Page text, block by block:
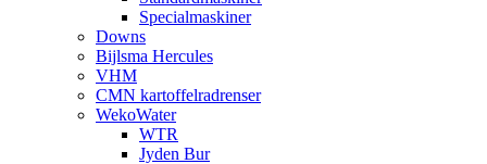
Specialmaskiner
Downs
Bijlsma Hercules
VHM
CMN kartoffelradrenser
WekoWater
WTR
Jyden Bur